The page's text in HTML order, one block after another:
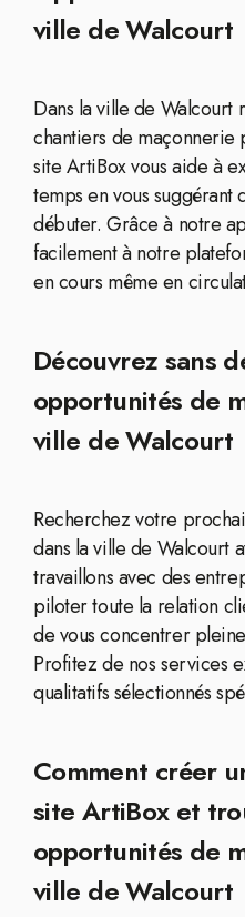
ville de Walcourt
Dans la ville de
chantiers de maçonnerie
site ArtiBox vous aide à
temps en vous
débuter. Grâce à notre
facilement à notre
en cours même en
Découvrez sans
opportunités de
ville de Walcourt
Recherchez votre
dans la ville de Walcourt
travaillons avec des
piloter toute la relation
de vous concentrer
Profitez de nos services
qualitatifs sélectionnés
Comment créer
site ArtiBox et
opportunités de
ville de Walcourt